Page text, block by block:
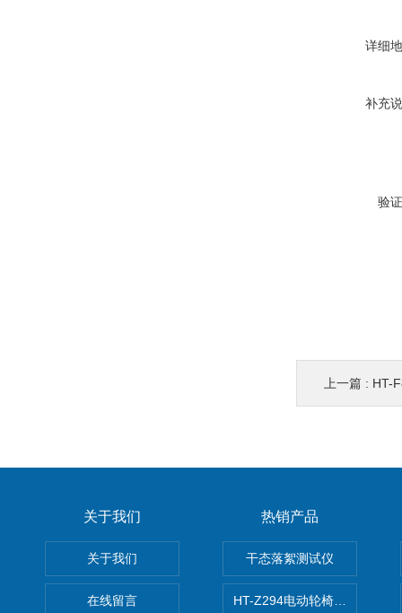
详细
补充
验
上一篇 : HT-
关于我们
关于我们
在线留言
热销产品
干态落絮测试仪
HT-Z294电动轮椅车耗电量测